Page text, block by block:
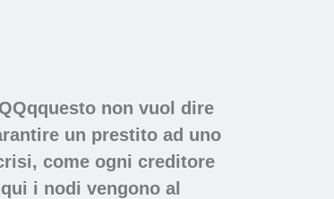
non vuol dire
un prestito ad uno
come ogni creditore
i nodi vengono al